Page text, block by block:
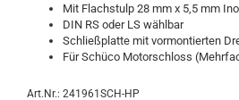
Mit Flachs­tulp 28 mm x 5,5 mm
DIN RS oder LS wähl­bar
Schließ­plat­te mit vor­mon­tier­ten
Für Schü­co Mo­tor­schloss
Art.Nr.: 241961SCH-HP